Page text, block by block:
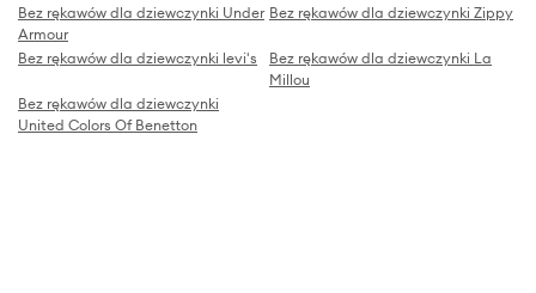
Bez rękawów dla dziewczynki Under
Armour
Bez rękawów dla dziewczynki Zippy
Bez rękawów dla dziewczynki levi's
Bez rękawów dla dziewczynki La
Millou
Bez rękawów dla dziewczynki
United Colors Of Benetton